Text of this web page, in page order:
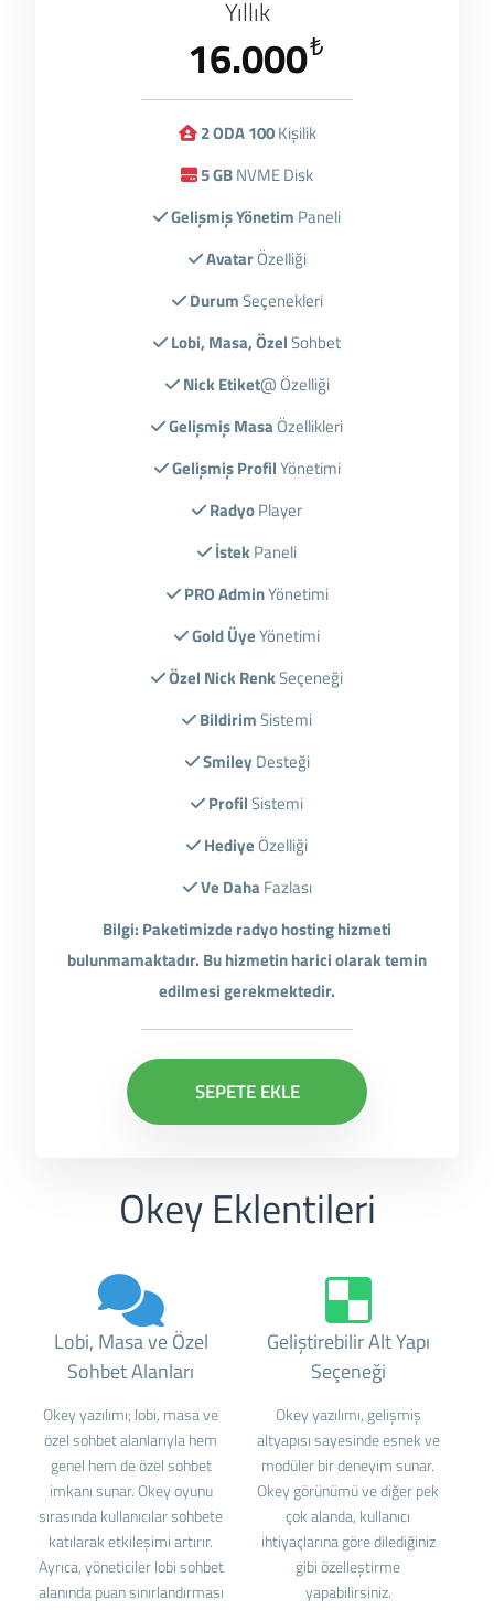
Yıllık
₺
16.000
2 ODA 100Kişilik
5 GBNVME Disk
Gelişmiş Yönetim Paneli
AvatarÖzelliği
DurumSeçenekleri
Lobi, Masa, ÖzelSohbet
Nick Etiket@ Özelliği
Gelişmiş Masa Özellikleri
Gelişmiş ProfilYönetimi
RadyoPlayer
İstekPaneli
PRO AdminYönetimi
Gold ÜyeYönetimi
Özel Nick RenkSeçeneği
BildirimSistemi
Smiley Desteği
ProfilSistemi
Hediye Özelliği
Ve Daha Fazlası
Bilgi: Paketimizde radyo hosting hizmeti
bulunmamaktadır. Bu hizmetin harici olarak temin
edilmesi gerekmektedir.
SEPETE EKLE
Okey Eklentileri
Lobi, Masa ve Özel
Sohbet Alanları
Okey yazılımı; lobi, masa ve
özel sohbet alanlarıyla hem
genel hem de özel sohbet
imkanı sunar. Okey oyunu
sırasında kullanıcılar sohbete
katılarak etkileşimi artırır.
Ayrıca, yöneticiler lobi sohbet
alanında puan sınırlandırması
Geliştirebilir Alt Yapı
Seçeneği
Okey yazılımı, gelişmiş
altyapısı sayesinde esnek ve
modüler bir deneyim sunar.
Okey görünümü ve diğer pek
çok alanda, kullanıcı
ihtiyaçlarına göre dilediğiniz
gibi özelleştirme
yapabilirsiniz.